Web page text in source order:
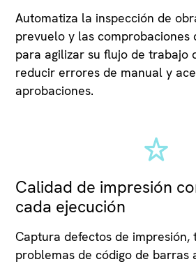
Automatiza la inspección de
prevuelo y las comprobaciones
para agilizar su flujo de trabajo
reducir errores de manual y
aprobaciones.
Calidad de impresión
cada ejecución
Captura defectos de
problemas de código de barras